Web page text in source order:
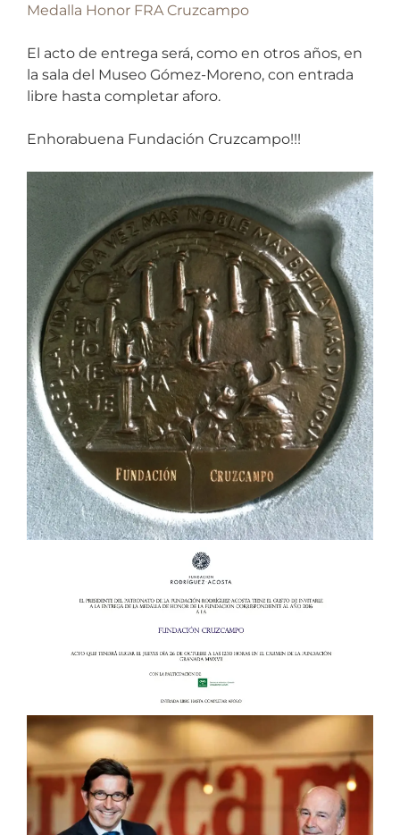
Medalla Honor FRA Cruzcampo
El acto de entrega será, como en otros años, en
la sala del Museo Gómez-Moreno, con entrada
libre hasta completar aforo.
Enhorabuena Fundación Cruzcampo!!!